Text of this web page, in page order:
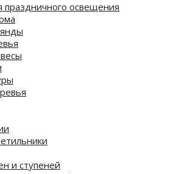
освещения
и ступеней